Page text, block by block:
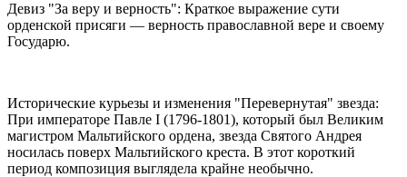
Девиз "За веру и верность": Краткое выражение сути
орденской присяги — верность православной вере и своему
Государю.
Исторические курьезы и изменения "Перевернутая" звезда:
При императоре Павле I (1796-1801), который был Великим
магистром Мальтийского ордена, звезда Святого Андрея
носилась поверх Мальтийского креста. В этот короткий
период композиция выглядела крайне необычно.